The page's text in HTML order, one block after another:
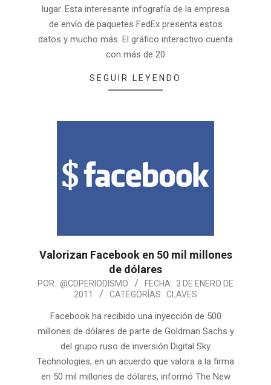
lugar. Esta interesante infografía de la empresa
de envío de paquetes FedEx presenta estos
datos y mucho más. El gráfico interactivo cuenta
con más de 20
SEGUIR LEYENDO
Valorizan Facebook en 50 mil millones
de dólares
POR: @CDPERIODISMO FECHA: 3 DE ENERO DE
2011
CATEGORÍAS: CLAVES
Facebook ha recibido una inyección de 500
millones de dólares de parte de Goldman Sachs y
del grupo ruso de inversión Digital Sky
Technologies, en un acuerdo que valora a la firma
en 50 mil millones de dólares, informó The New